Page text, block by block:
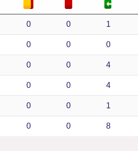
0 0 1
0 0 0
0 0 4
0 0 4
0 0 1
0 0 8